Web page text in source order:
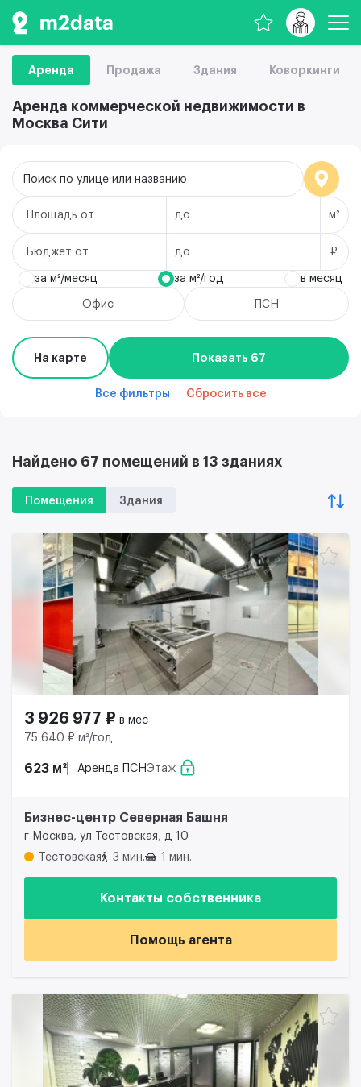
Аренда Продажа Здания Коворкинги
Аренда коммерческой недвижимости в
Москва Сити
Площадь м²
Бюджет ₽
за м²/месяц за м²/год в месяц
Офис ПСН
Поиск по улице или названию
На карте Показать 67
Все фильтры Сбросить все
Найдено 67 помещений в 13 зданиях
Помещения Здания
3 926 977 ₽ в мес
75 640 ₽ м²/год
623 м² Аренда ПСНЭтаж
Бизнес-центр Северная Башня
г Москва, ул Тестовская, д 10
Тестовская
3 мин. 1 мин.
Контакты собственника
Помощь агента